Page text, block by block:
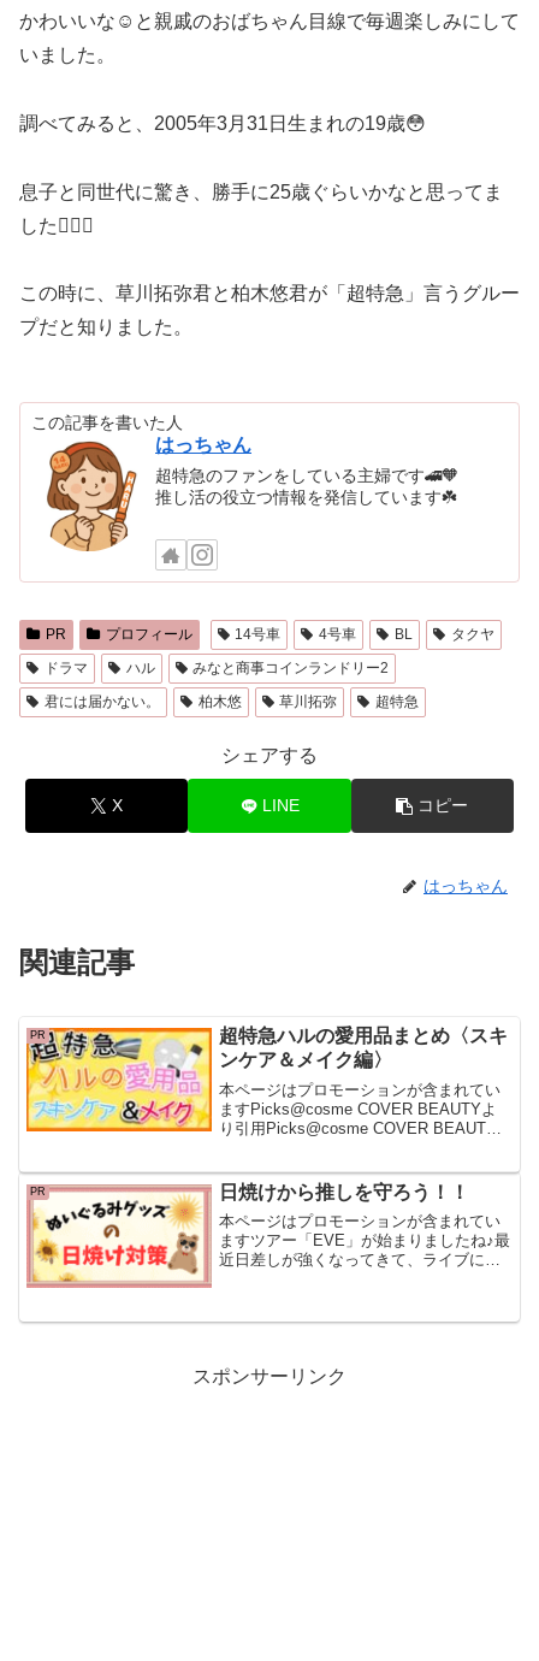
かわいいな☺️と親戚のおばちゃん目線で毎週楽しみにして
いました。
調べてみると、2005年3月31日生まれの19歳😳
息子と同世代に驚き、勝手に25歳ぐらいかなと思ってま
した🤦🏻‍♀️
この時に、草川拓弥君と柏木悠君が「超特急」言うグルー
プだと知りました。
この記事を書いた人
はっちゃん
超特急のファンをしている主婦です🚄🧡
推し活の役立つ情報を発信しています☘️
PR プロフィール 14号車 4号車 BL
タクヤ
ドラマ
ハル
みなと商事コインランドリー2
君には届かない。
柏木悠 草川拓弥 超特急
シェアする
X LINE コピー
はっちゃん
関連記事
PR
超特急ハルの愛用品まとめ〈スキ
ンケア＆メイク編〉
本ページはプロモーションが含まれてい
ますPicks@cosme COVER BEAUTYよ
り引用Picks@cosme COVER BEAUTY
ら@cosmeOSAK...
PR 日焼けから推しを守ろう！！
本ページはプロモーションが含まれてい
ますツアー「EVE」が始まりましたね♪最
近日差しが強くなってきて、ライブに連
スポンサーリンク